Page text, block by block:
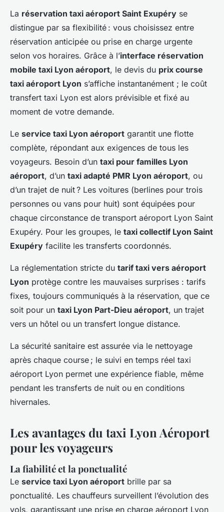
La réservation taxi aéroport Saint Exupéry se
distingue par sa flexibilité : vous choisissez entre
réservation anticipée ou prise en charge urgente
selon vos horaires. Grâce à l’interface réservation
mobile taxi Lyon aéroport, le devis du prix course
taxi aéroport Lyon s’affiche instantanément ; le coût
transfert taxi Lyon est alors prévisible et fixé au
moment de votre demande.
Le service taxi Lyon aéroport garantit une flotte
complète, répondant aux exigences de tous les
voyageurs. Besoin d’un taxi pour familles Lyon
aéroport, d’un taxi adapté PMR Lyon aéroport, ou
d’un trajet de nuit ? Les voitures (berlines pour trois
personnes ou vans pour huit) sont équipées pour
chaque circonstance de transport aéroport Lyon Saint
Exupéry. Pour les groupes, le taxi collectif Lyon Saint
Exupéry facilite les transferts coordonnés.
La réglementation stricte du tarif taxi vers aéroport
Lyon protège contre les mauvaises surprises : tarifs
fixes, toujours communiqués à la réservation, que ce
soit pour un taxi Lyon Part-Dieu aéroport, un trajet
vers un hôtel ou un transfert longue distance.
La sécurité sanitaire est assurée via le nettoyage
après chaque course ; le suivi en temps réel taxi
aéroport Lyon permet une expérience fiable, même
pendant les transferts de nuit ou en conditions
hivernales.
Les avantages du taxi Lyon Aéroport
pour les voyageurs
La fiabilité et la ponctualité
Le service taxi Lyon aéroport brille par sa
ponctualité. Les chauffeurs surveillent l’évolution des
vols, garantissant une prise en charge aéroport Lyon